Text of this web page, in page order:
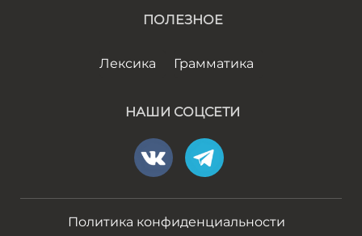
ПОЛЕЗНОЕ
Лексика Грамматика
НАШИ СОЦСЕТИ
Политика конфиденциальности